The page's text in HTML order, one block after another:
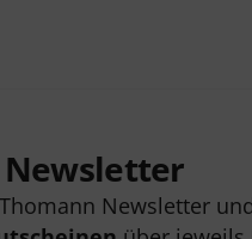
Newsletter